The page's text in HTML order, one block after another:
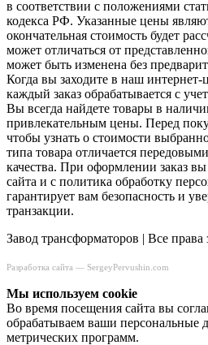
в соответствии с положениями
кодекса РФ. Указанные цены
окончательная стоимость будет
может отличаться от
может быть изменена без
Когда вы заходите в наш интернет-
каждый заказ обрабатывается с
Вы всегда найдете товары в
привлекательным цены. Перед
чтобы узнать о стоимости
типа товара отличается
качества. При оформлении заказ
сайта и с политика обработку
гарантирует вам безопасность и
транзакции.
Завод трансформаторов | Все
Разработка сайта — SergeyPervushin.com
Мы используем сookie
Во время посещения сайта вы
обрабатываем ваши персональные
метрических программ.